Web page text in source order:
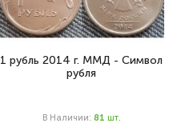
1 рубль 2014 г. ММД - Символ
рубля
В Наличии: 81 Шт.